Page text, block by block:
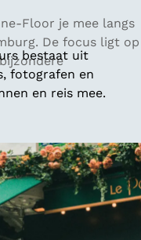
bestaat uit
fotografen en
en reis mee.
Floor je mee langs
De focus ligt op